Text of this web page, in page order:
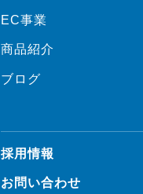
EC事業
商品紹介
ブログ
採用情報
お問い合わせ